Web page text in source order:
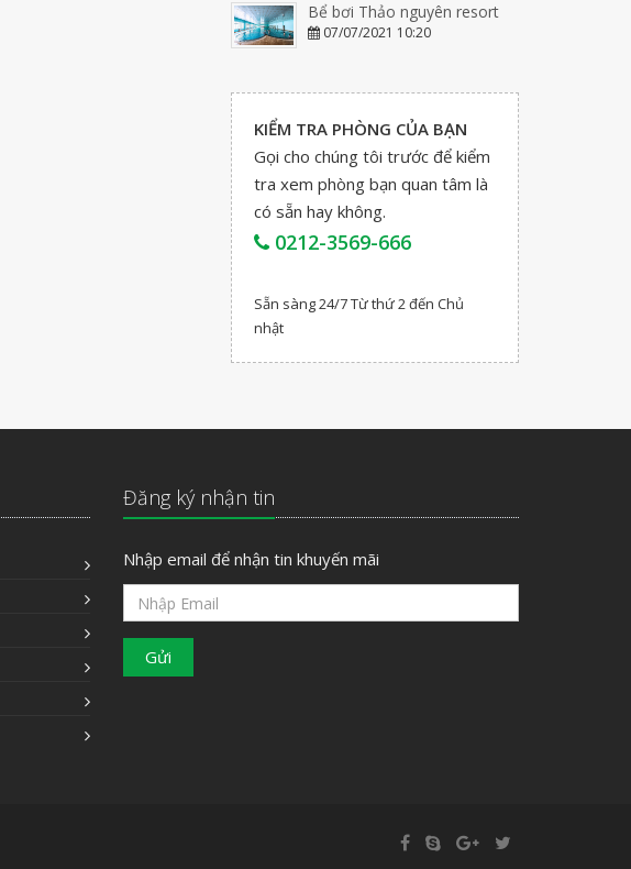
Bể bơi Thảo nguyên resort
07/07/2021 10:20
KIỂM TRA PHÒNG CỦA BẠN
Gọi cho chúng tôi trước để kiểm
tra xem phòng bạn quan tâm là
có sẵn hay không.
0212-3569-666
Sẵn sàng 24/7 Từ thứ 2 đến Chủ
nhật
Đăng ký nhận tin
Nhập email để nhận tin khuyến mãi
Gửi